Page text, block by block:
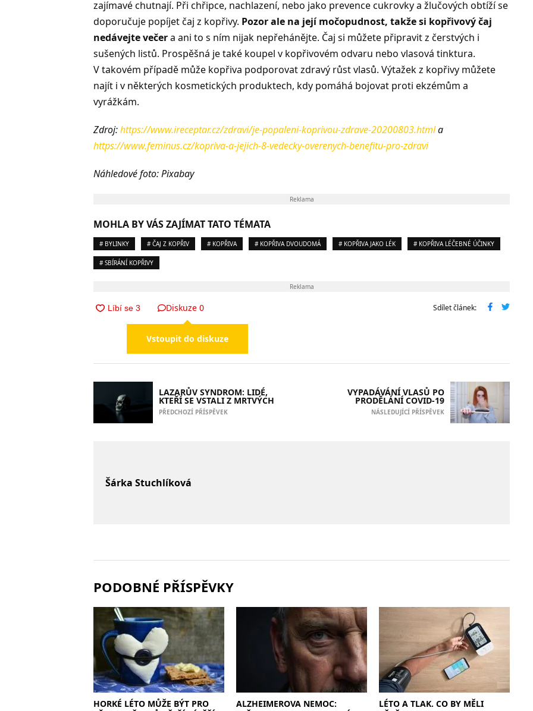
zajímavé chutnají. Při chřipce, nachlazení, nebo jako prevence cukrovky a žlučových obtíží se
doporučuje popíjet čaj z kopřivy. Pozor ale na její močopudnost, takže si kopřivový čaj
nedávejte večera ani to s ním nijak nepřehánějte. Čaj si můžete připravit z čerstvých i
sušených listů. Prospěšná je také koupel v kopřivovém odvaru nebo vlasová tinktura.
V takovém případě může kopřiva podporovat zdravý růst vlasů. Výtažek z kopřivy můžete
najít i v některých kosmetických produktech, kdy pomáhá bojovat proti ekzémům a
vyrážkám.
Zdroj:https://www.ireceptar.cz/zdravi/je-popaleni-koprivou-zdrave-20200803.htmla
https://www.feminus.cz/kopriva-a-jejich-8-vedecky-overenych-benefitu-pro-zdravi
Náhledové foto: Pixabay
Reklama
MOHLA BY VÁS ZAJÍMAT TATO TÉMATA
# BYLINKY # ČAJ Z KOPŘIV # KOPŘIVA # KOPŘIVA DVOUDOMÁ # KOPŘIVA JAKO LÉK # KOPŘIVA LÉČEBNÉ ÚČINKY
# SBÍRÁNÍ KOPŘIVY
Reklama
Diskuze 0
Vstoupit do diskuze
Sdílet článek:
LAZARŮV SYNDROM: LIDÉ,
KTEŘÍ SE VSTALI Z MRTVÝCH
PŘEDCHOZÍ PŘÍSPĚVEK
VYPADÁVÁNÍ VLASŮ PO
PRODĚLÁNÍ COVID-19
NÁSLEDUJÍCÍ PŘÍSPĚVEK
Šárka Stuchlíková
PODOBNÉ PŘÍSPĚVKY
HORKÉ LÉTO MŮŽE BÝT PRO
ALZHEIMEROVA NEMOC:
LÉTO A TLAK. CO BY MĚLI